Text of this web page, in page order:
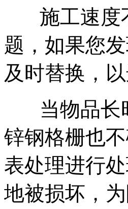
施工速度
题，如果您
及时替换，
当物品
锌钢格栅也
表处理进行
地被损坏，